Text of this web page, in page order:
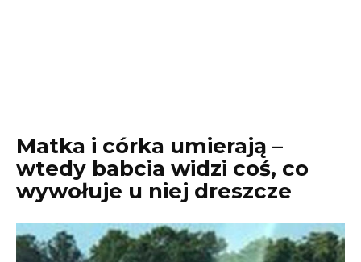
Matka i córka umierają –
wtedy babcia widzi coś, co
wywołuje u niej dreszcze